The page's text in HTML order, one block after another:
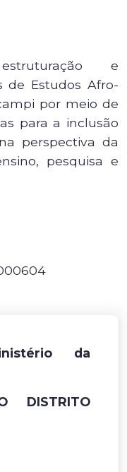
e
de Estudos Afro-
por meio de
para a inclusão
perspectiva da
pesquisa e
da
DISTRITO